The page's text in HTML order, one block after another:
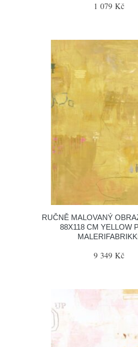
1 079 Kč
RUČNĚ MALOVANÝ
88X118 CM YELLOW
9 349 Kč